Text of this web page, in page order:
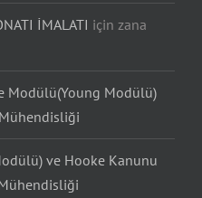
İMALATI için zana
Modülü(Young Modülü)
ve Hooke Kanunu